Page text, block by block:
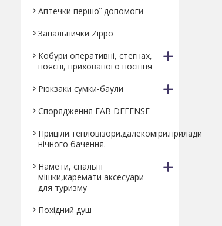
Аптечки першої допомоги
Запальнички Zippo
Кобури оперативні, стегнах,
поясні, прихованого носіння
Рюкзаки сумки-баули
Спорядження FAB DEFENSE
Приціли.тепловізори.далекоміри.прилади
нічного бачення.
Намети, спальні
мішки,каремати аксесуари
для туризму
Похідний душ